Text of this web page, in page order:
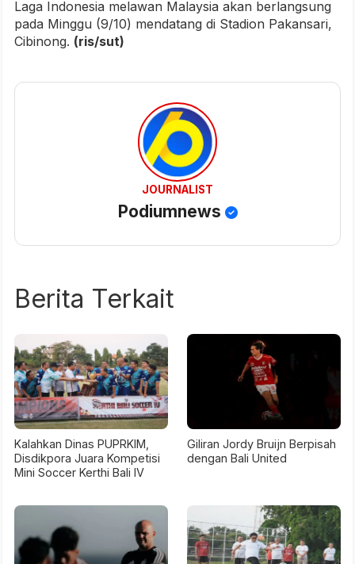
Laga Indonesia melawan Malaysia akan berlangsung
pada Minggu (9/10) mendatang di Stadion Pakansari,
Cibinong. (ris/sut)
JOURNALIST
Podiumnews
Berita Terkait
Kalahkan Dinas PUPRKIM,
Disdikpora Juara Kompetisi
Mini Soccer Kerthi Bali IV
Giliran Jordy Bruijn Berpisah
dengan Bali United